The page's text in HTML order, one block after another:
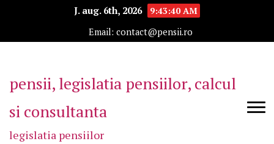
J. aug. 6th, 2026
9:43:40 AM
Email: contact@pensii.ro
pensii, legislatia pensiilor, calcul
si consultanta
legislatia pensiilor